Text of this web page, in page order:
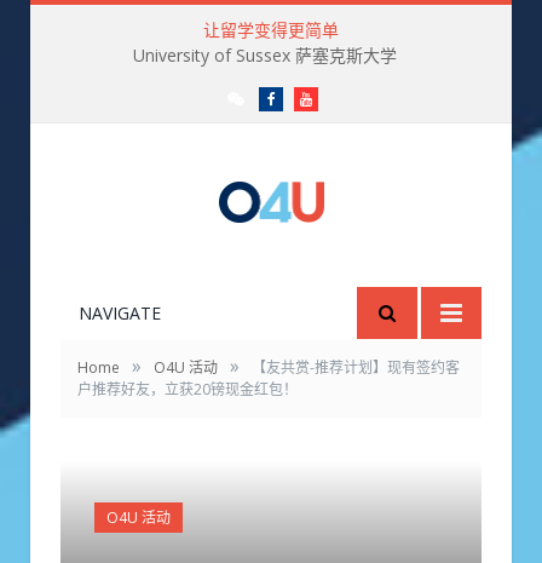
让留学变得更简单
University of Sussex 萨塞克斯大学
信
号
O4U
FacebookYoutube
NAVIGATE
Home » O4U 活动 »
【友共赏-推荐计划】现有签约客
户推荐好友，立获20镑现金红包！
O4U 活动